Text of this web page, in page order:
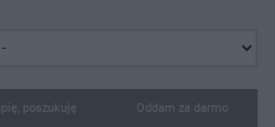
poszukuję Oddam za darmo